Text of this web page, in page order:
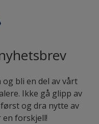
bli en del av vårt
Ikke gå glipp av
og dra nytte av
forskjell!